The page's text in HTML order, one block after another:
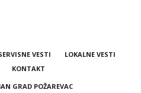
VESTI
LOKALNE VESTI
KONTAKT
GRAD POŽAREVAC